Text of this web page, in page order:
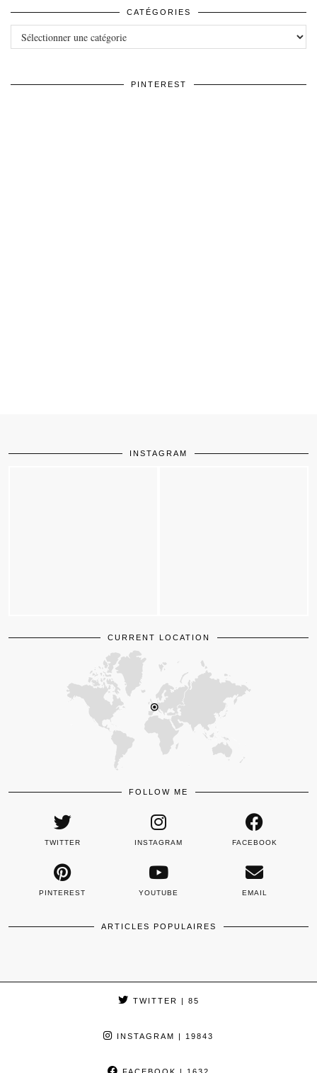
CATÉGORIES
Catégories
PINTEREST
INSTAGRAM
CURRENT LOCATION
FOLLOW ME
TWITTER INSTAGRAM FACEBOOK
PINTEREST YOUTUBE EMAIL
ARTICLES POPULAIRES
TWITTER | 85
INSTAGRAM | 19843